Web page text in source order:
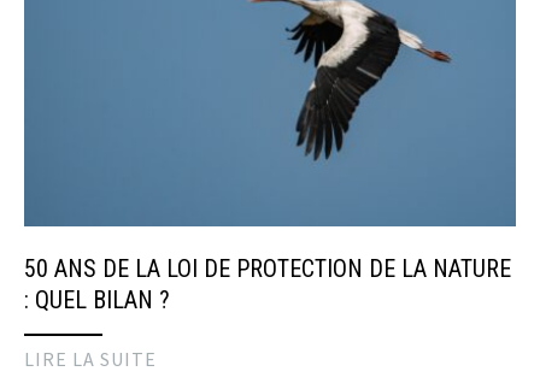
50 ANS DE LA LOI DE PROTECTION DE LA NATURE
: QUEL BILAN ?
LIRE LA SUITE